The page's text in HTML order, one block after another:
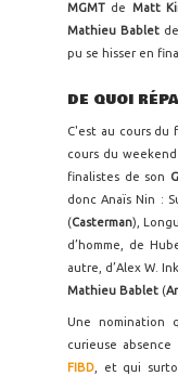
MGMT de Matt
Mathieu Bablet
pu se hisser en
DE QUOI
C'est au cours du
cours du
finalistes de son
donc Anaïs Nin :
(Casterman),
d’homme, de
autre, d’Alex W.
Mathieu Bablet (
Une nomination
curieuse
FIBD , et qui